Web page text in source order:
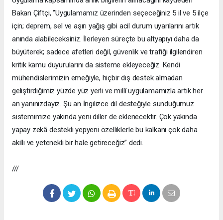
Bakan Çiftçi, ‘’Uygulamamız üzerinden seçeceğiniz 5 il ve 5 ilçe
için; deprem, sel ve aşırı yağış gibi acil durum uyarılarını artık
anında alabileceksiniz. İlerleyen süreçte bu altyapıyı daha da
büyüterek; sadece afetleri değil, güvenlik ve trafiği ilgilendiren
kritik kamu duyurularını da sisteme ekleyeceğiz. Kendi
mühendislerimizin emeğiyle, hiçbir dış destek almadan
geliştirdiğimiz yüzde yüz yerli ve millî uygulamamızla artık her
an yanınızdayız. Şu an İngilizce dil desteğiyle sunduğumuz
sistemimize yakında yeni diller de eklenecektir. Çok yakında
yapay zekâ destekli yepyeni özelliklerle bu kalkanı çok daha
akıllı ve yetenekli bir hale getireceğiz’’ dedi.
///